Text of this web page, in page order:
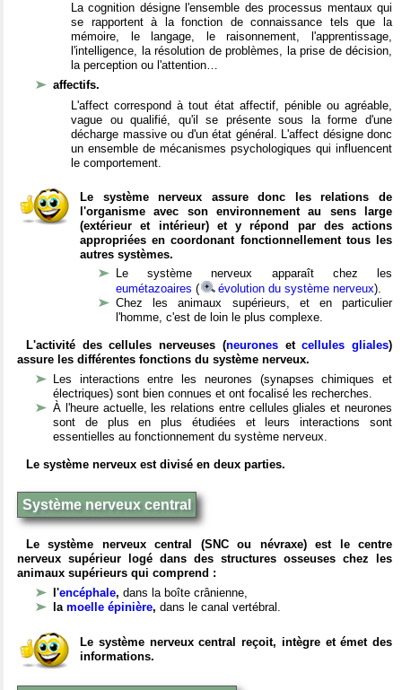
La cognition désigne l'ensemble des processus mentaux qui
se rapportent à la fonction de connaissance tels que la
mémoire, le langage, le raisonnement, l'apprentissage,
l'intelligence, la résolution de problèmes, la prise de décision,
la perception ou l'attention…
affectifs.
L'affect correspond à tout état affectif, pénible ou agréable,
vague ou qualifié, qu'il se présente sous la forme d'une
décharge massive ou d'un état général. L'affect désigne donc
un ensemble de mécanismes psychologiques qui influencent
le comportement.
Le système nerveux assure donc les relations de
l'organisme avec son environnement au sens large
(extérieur et intérieur) et y répond par des actions
appropriées en coordonant fonctionnellement tous les
autres systèmes.
Le système nerveux apparaît chez les
eumétazoaires ( évolution du système nerveux).
Chez les animaux supérieurs, et en particulier
l'homme, c'est de loin le plus complexe.
L'activité des cellules nerveuses (neuronesetcellules gliales)
assure les différentes fonctions du système nerveux.
Les interactions entre les neurones (synapses chimiques et
électriques) sont bien connues et ont focalisé les recherches.
À l'heure actuelle, les relations entre cellules gliales et neurones
sont de plus en plus étudiées et leurs interactions sont
essentielles au fonctionnement du système nerveux.
Le système nerveux est divisé en deux parties.
Système nerveux central
Le système nerveux central (SNC ou névraxe) est le centre
nerveux supérieur logé dans des structures osseuses chez les
animaux supérieurs qui comprend :
l'encéphale, dans la boîte crânienne,
la moelle épinière, dans le canal vertébral.
Le système nerveux central reçoit, intègre et émet des
informations.